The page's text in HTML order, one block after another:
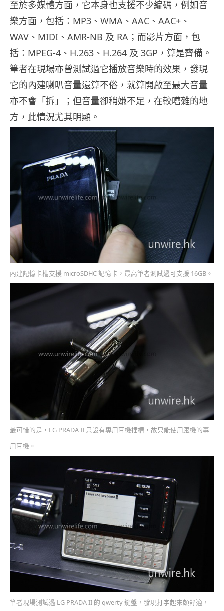
至於多媒體方面，它本身也支援不少編碼，例如音
樂方面，包括：MP3、WMA、AAC、AAC+、
WAV、MIDI、AMR-NB 及 RA；而影片方面，包
括：MPEG-4、H.263、H.264 及 3GP，算是齊備。
筆者在現場亦曾測試過它播放音樂時的效果，發現
它的內建喇叭音量還算不俗，就算開啟至最大音量
亦不會「拆」；但音量卻稍嫌不足，在較嘈雜的地
方，此情況尤其明顯。
內建記憶卡槽支援 microSDHC 記憶卡，最高筆者測試過可支援 16GB。
最可惜的是，LG PRADA II 只設有專用耳機插槽，故只能使用跟機的專
用耳機。
筆者現場測試過 LG PRADA II 的 qwerty 鍵盤，發現打字起來頗舒適，